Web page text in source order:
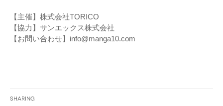
【主催】株式会社TORICO
【協力】サンエックス株式会社
【お問い合わせ】info@manga10.com
Sharing